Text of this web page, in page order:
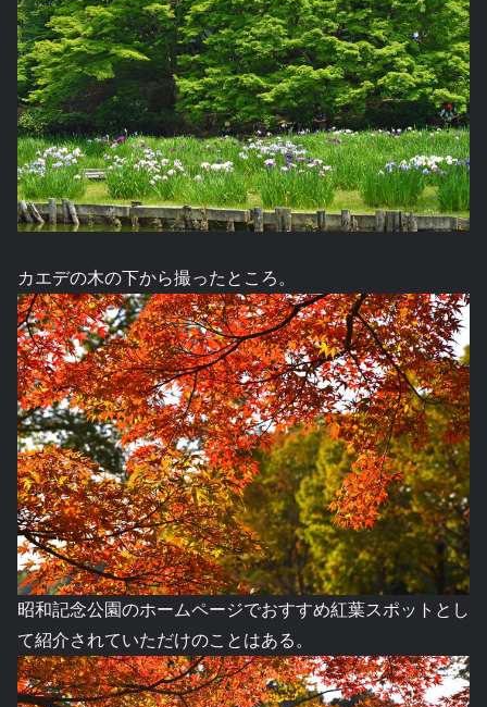
カエデの木の下から撮ったところ。
昭和記念公園のホームページでおすすめ紅葉スポットとし
て紹介されていただけのことはある。